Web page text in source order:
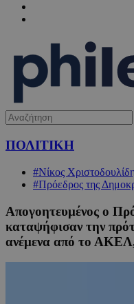
ΠΟΛΙΤΙΚΗ
#Νίκος
#Πρόεδρος της
Απογοητευμένος ο
καταψήφισαν την
ανέμενα από το